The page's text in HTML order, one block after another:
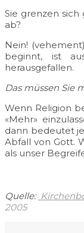
Sie grenzen
ab?
Nein!
beginnt, ist
herausgefallen.
Das müssen Sie
Wenn Religion
«Mehr»
dann bedeutet
Abfall von Gott.
als unser
Quelle:
2005